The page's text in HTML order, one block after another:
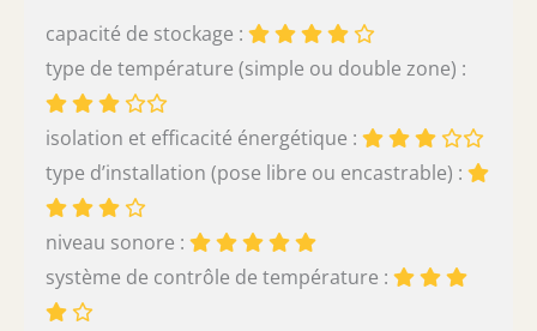
capacité de stockage :
type de température (simple ou double zone) :
isolation et efficacité énergétique :
type d’installation (pose libre ou encastrable) :
niveau sonore :
système de contrôle de température :